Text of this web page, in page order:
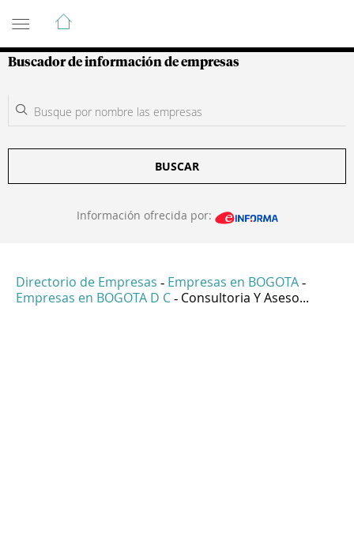
Guía de Empresas Colombianas
Buscador de información de empresas
BUSCAR
Información ofrecida por:
Directorio de Empresas - Empresas en BOGOTA -
Empresas en BOGOTA D C - Consultoria Y Aseso...